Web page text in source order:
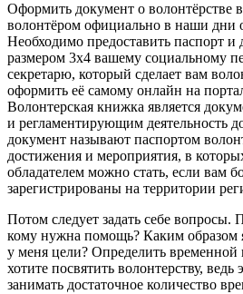
Оформить документ о волонтёрстве
волонтёром официально в наши дни
Необходимо предоставить паспорт и
размером 3х4 вашему социальному
секретарю, который сделает вам
оформить её самому онлайн на
Волонтерская книжка является
и регламентирующим деятельность
документ называют паспортом
достижения и мероприятия, в
обладателем можно стать, если вам
зарегистрированы на территории
Потом следует задать себе вопросы.
кому нужна помощь? Каким образом
у меня цели? Определить
хотите посвятить волонтерству, ведь
занимать достаточное количество